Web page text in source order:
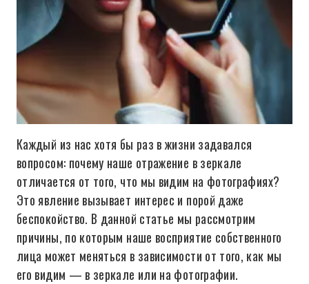
Каждый из нас хотя бы раз в жизни задавался
вопросом: почему наше отражение в зеркале
отличается от того, что мы видим на фотографиях?
Это явление вызывает интерес и порой даже
беспокойство. В данной статье мы рассмотрим
причины, по которым наше восприятие собственного
лица может меняться в зависимости от того, как мы
его видим — в зеркале или на фотографии.